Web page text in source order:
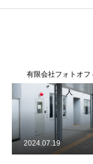
有限会社フォトオフ
人
2024.07.19